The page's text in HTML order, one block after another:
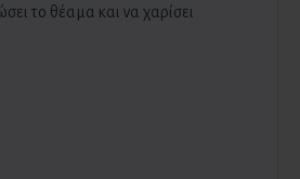
το θέαμα και να χαρίσει